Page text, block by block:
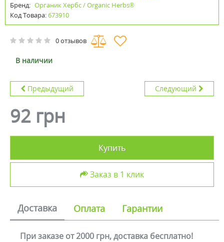
Бренд: Органик Хербс / Organic Herbs®
Код Товара:673910
0 отзывов
В наличии
Предыдущий Следующий
92 грн
Купить
Заказ в 1 клик
Доставка Оплата Гарантии
При заказе от 2000 грн, доставка бесплатно!